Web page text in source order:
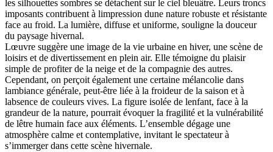
les silhouettes sombres se détachent sur le ciel bleuâtre. Leurs troncs
imposants contribuent à limpression dune nature robuste et résistante
face au froid. La lumière, diffuse et uniforme, souligne la douceur
du paysage hivernal.
Lœuvre suggère une image de la vie urbaine en hiver, une scène de
loisirs et de divertissement en plein air. Elle témoigne du plaisir
simple de profiter de la neige et de la compagnie des autres.
Cependant, on perçoit également une certaine mélancolie dans
lambiance générale, peut-être liée à la froideur de la saison et à
labsence de couleurs vives. La figure isolée de lenfant, face à la
grandeur de la nature, pourrait évoquer la fragilité et la vulnérabilité
de lêtre humain face aux éléments. L’ensemble dégage une
atmosphère calme et contemplative, invitant le spectateur à
s’immerger dans cette scène hivernale.